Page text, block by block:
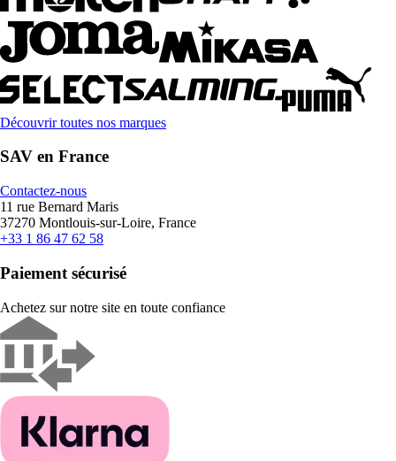
Découvrir toutes nos marques
SAV en France
Contactez-nous
11 rue Bernard Maris
37270 Montlouis-sur-Loire, France
+33 1 86 47 62 58
Paiement sécurisé
Achetez sur notre site en toute confiance